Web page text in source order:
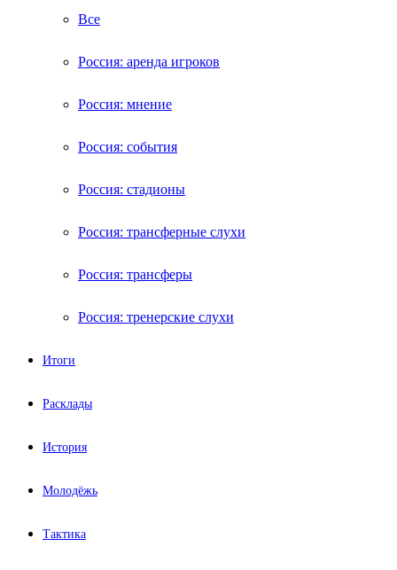
Все
Россия: аренда игроков
Россия: мнение
Россия: события
Россия: стадионы
Россия: трансферные слухи
Россия: трансферы
Россия: тренерские слухи
Итоги
Расклады
История
Молодёжь
Тактика